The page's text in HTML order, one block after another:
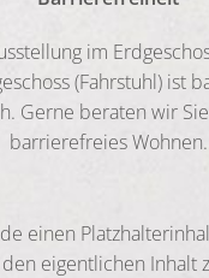
im
(Fahrstuhl) ist
Gerne beraten wir
barrierefreies Wohnen.
einen
eigentlichen Inhalt